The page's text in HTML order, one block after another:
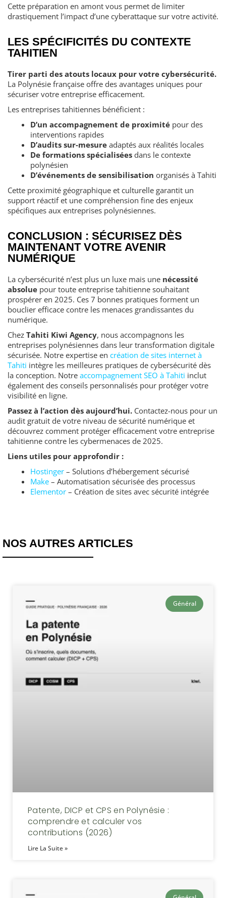
Cette préparation en amont vous permet de limiter
drastiquement l’impact d’une cyberattaque sur votre activité.
LES SPÉCIFICITÉS DU CONTEXTE
TAHITIEN
Tirer parti des atouts locaux pour votre cybersécurité.
La Polynésie française offre des avantages uniques pour
sécuriser votre entreprise efficacement.
Les entreprises tahitiennes bénéficient :
D’un accompagnement de proximité pour des
interventions rapides
D’audits sur-mesure adaptés aux réalités locales
De formations spécialisées dans le contexte
polynésien
D’événements de sensibilisation organisés à Tahiti
Cette proximité géographique et culturelle garantit un
support réactif et une compréhension fine des enjeux
spécifiques aux entreprises polynésiennes.
CONCLUSION : SÉCURISEZ DÈS
MAINTENANT VOTRE AVENIR
NUMÉRIQUE
La cybersécurité n’est plus un luxe mais une nécessité
absolue pour toute entreprise tahitienne souhaitant
prospérer en 2025. Ces 7 bonnes pratiques forment un
bouclier efficace contre les menaces grandissantes du
numérique.
Chez Tahiti Kiwi Agency, nous accompagnons les
entreprises polynésiennes dans leur transformation digitale
sécurisée. Notre expertise en création de sites internet à
Tahiti intègre les meilleures pratiques de cybersécurité dès
la conception. Notre accompagnement SEO à Tahiti inclut
également des conseils personnalisés pour protéger votre
visibilité en ligne.
Passez à l’action dès aujourd’hui. Contactez-nous pour un
audit gratuit de votre niveau de sécurité numérique et
découvrez comment protéger efficacement votre entreprise
tahitienne contre les cybermenaces de 2025.
Liens utiles pour approfondir :
Hostinger – Solutions d’hébergement sécurisé
Make – Automatisation sécurisée des processus
Elementor – Création de sites avec sécurité intégrée
NOS AUTRES ARTICLES
Général
Patente, DICP et CPS en Polynésie :
comprendre et calculer vos
contributions (2026)
Lire La Suite »